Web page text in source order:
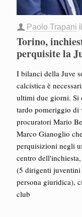
Paolo Trapani il
Torino,
perquisite la
I bilanci della Juve
calcistica è
ultimi due giorni. Si
tardo pomeriggio di
procuratori Mario
Marco Gianoglio
perquisizioni negli
centro
(5 dirigenti juventini
persona giuridica),
club